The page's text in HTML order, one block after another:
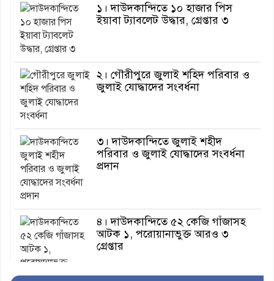
১। দাউদকান্দিতে ১০ হাজার পিস
ইয়াবা ট্যাবলেট উদ্ধার, গ্রেপ্তার ৩
২। গৌরীপুরে জুলাই শহিদ পরিবার ও
জুলাই যোদ্ধাদের সংবর্ধনা
৩। দাউদকান্দিতে জুলাই শহীদ
পরিবার ও জুলাই যোদ্ধাদের সংবর্ধনা
প্রদান
৪। দাউদকান্দিতে ৫২ কেজি গাঁজাসহ
আটক ১, পরোয়ানাভুক্ত আরও ৩
গ্রেপ্তার